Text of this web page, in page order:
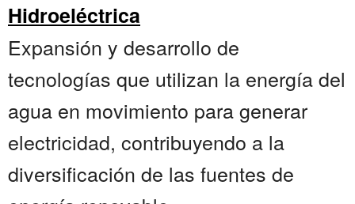
Hidroeléctrica
Expansión y desarrollo de
tecnologías que utilizan la energía del
agua en movimiento para generar
electricidad, contribuyendo a la
diversificación de las fuentes de